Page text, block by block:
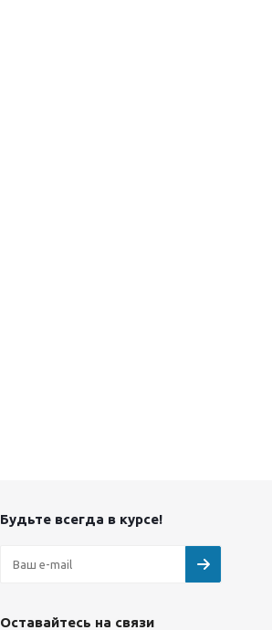
Будьте всегда в курсе!
Оставайтесь на связи